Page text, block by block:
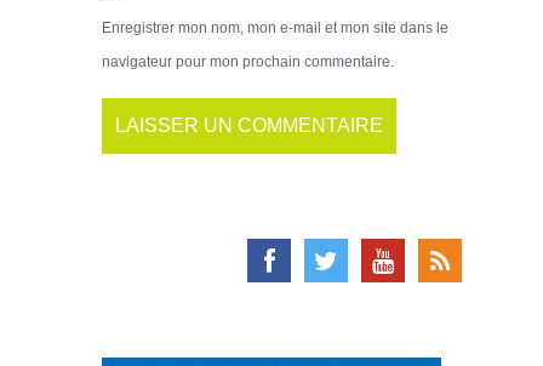
Enregistrer mon nom, mon e-mail et mon site dans le
navigateur pour mon prochain commentaire.